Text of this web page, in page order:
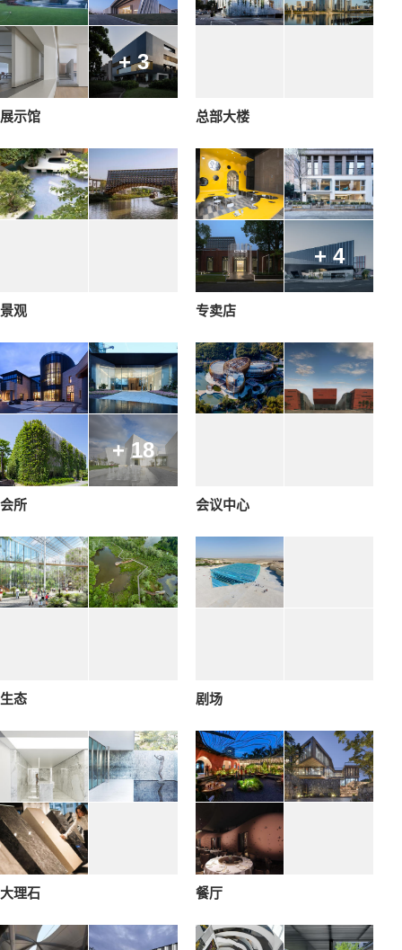
+ 3
展示馆 总部大楼
景观
+ 4
专卖店
+ 18
会所 会议中心
生态 剧场
大理石 餐厅